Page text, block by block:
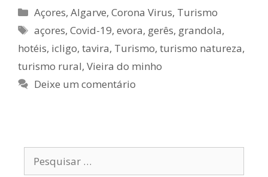
Categorias
Açores,Algarve,Corona Virus, Turismo
Etiquetas
açores,Covid-19,evora, gerês, grandola,
hotéis, icligo, tavira, Turismo, turismo natureza,
turismo rural, Vieira do minho
Deixe um comentário
por: